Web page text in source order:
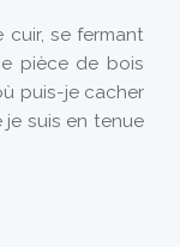
se fermant
pièce de bois
puis-je cacher
je suis en tenue